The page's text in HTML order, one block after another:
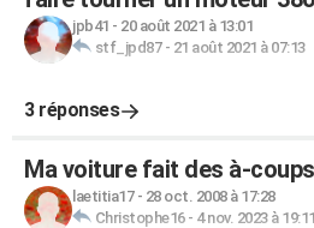
jpb41 - 20 août 2021 à 13:01
stf_jpd87- 21 août 2021 à 07:13
3 réponses
Ma voiture fait des à-
laetitia17- 28 oct. 2008 à 17:28
Christophe16- 4 nov. 2023 à 19:11